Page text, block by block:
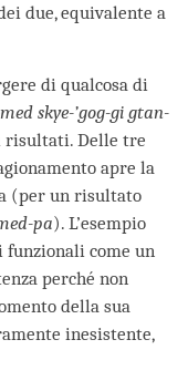
due, equivalente a
di qualcosa di
skye-’gog-gi gtan-
risultati. Delle tre
apre la
(per un risultato
pa). L’esempio
funzionali come un
perché non
della sua
inesistente,